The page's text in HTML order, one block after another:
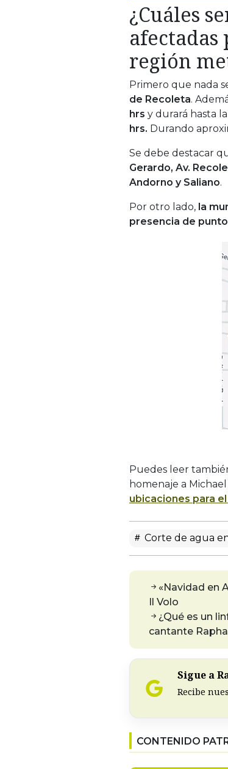
¿Cuáles
afectadas
región
Primero que nada
de Recoleta.
hrs y durará hasta
hrs. Durando
Se debe destacar
Gerardo, Av.
Andorno y Saliano.
Por otro lado, la
presencia de
Puedes leer
homenaje a
ubicaciones para
Corte de agua
«Navidad en
Il Volo
¿Qué es un
cantante
Sigue a
Recibe
CONTENIDO